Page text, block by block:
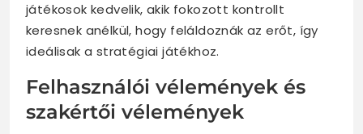
játékosok kedvelik, akik fokozott kontrollt
keresnek anélkül, hogy feláldoznák az erőt, így
ideálisak a stratégiai játékhoz.
Felhasználói vélemények és
szakértői vélemények